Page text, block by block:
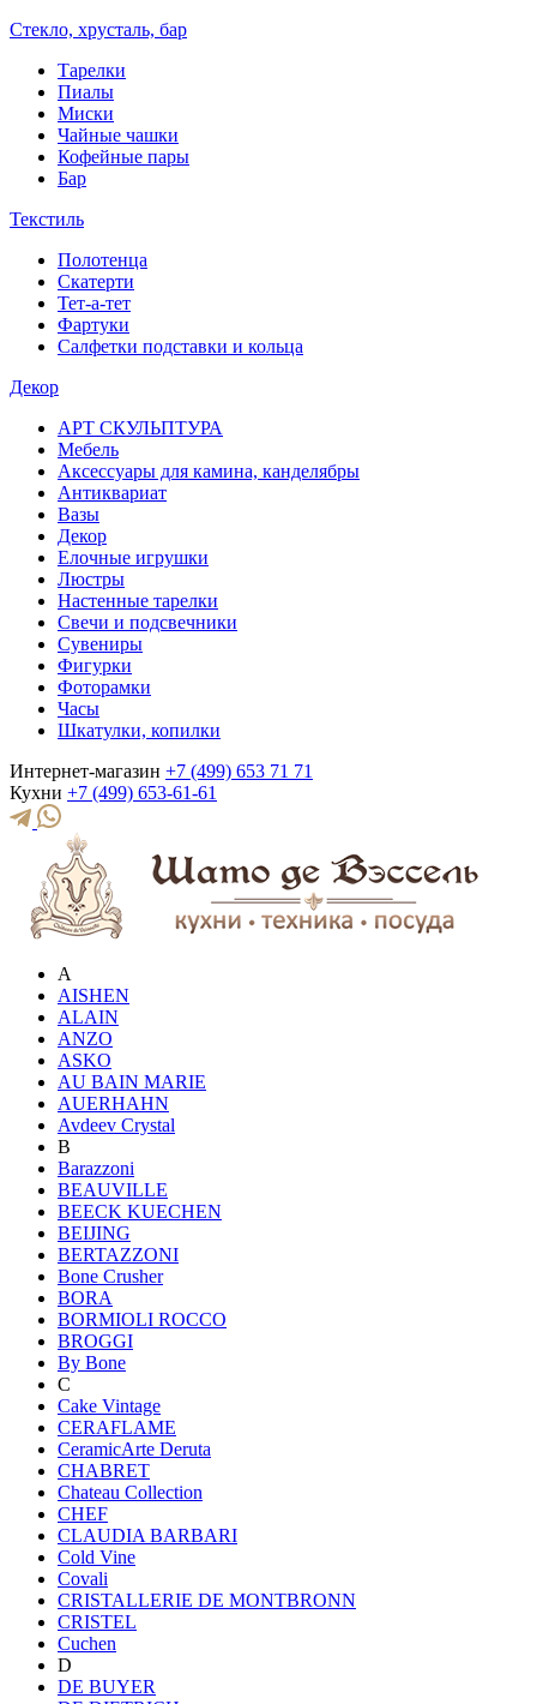
Стекло, хрусталь, бар
Тарелки
Пиалы
Миски
Чайные чашки
Кофейные пары
Бар
Текстиль
Полотенца
Скатерти
Тет-а-тет
Фартуки
Салфетки подставки и кольца
Декор
АРТ СКУЛЬПТУРА
Мебель
Аксессуары для камина, канделябры
Антиквариат
Вазы
Декор
Елочные игрушки
Люстры
Настенные тарелки
Свечи и подсвечники
Сувениры
Фигурки
Фоторамки
Часы
Шкатулки, копилки
Интернет-магазин +7 (499) 653 71 71
Кухни +7 (499) 653-61-61
A
AISHEN
ALAIN
ANZO
ASKO
AU BAIN MARIE
AUERHAHN
Avdeev Crystal
B
Barazzoni
BEAUVILLE
BEECK KUECHEN
BEIJING
BERTAZZONI
Bone Crusher
BORA
BORMIOLI ROCCO
BROGGI
By Bone
C
Cake Vintage
CERAFLAME
CeramicArte Deruta
CHABRET
Chateau Collection
CHEF
CLAUDIA BARBARI
Cold Vine
Covali
CRISTALLERIE DE MONTBRONN
CRISTEL
Cuchen
D
DE BUYER